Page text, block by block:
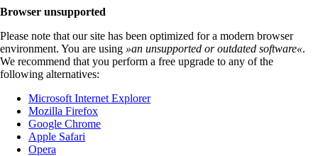
Browser unsupported
Please note that our site has been optimized for a modern browser
environment. You are using »an unsupported or outdated software«.
We recommend that you perform a free upgrade to any of the
following alternatives:
Microsoft Internet Explorer
Mozilla Firefox
Google Chrome
Apple Safari
Opera